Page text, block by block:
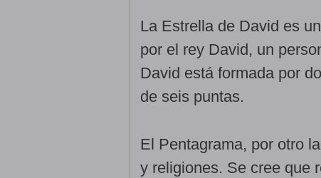
La Estrella de David es
por el rey David, un
David está formada por
de seis puntas.
El Pentagrama, por otro
y religiones. Se cree que